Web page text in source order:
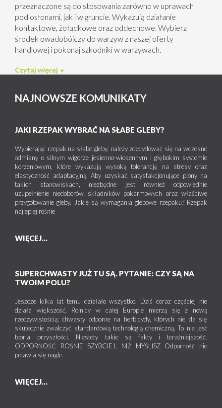
przeznaczone są do stosowania zarówno w uprawach
pod osłonami, jak i w gruncie. Wykazują działanie
kontaktowe, żołądkowe oraz oddechowe. Wybierz
środek owadobójczy do warzyw z naszej oferty
handlowej i pokonaj szkodniki w warzywach.
Czytaj więcej
NAJNOWSZE KOMUNIKATY
JAKI RZEPAK WYBRAĆ NA SŁABE GLEBY?
Wybierając rzepak na słabe gleby, należy zdecydować się na wczesne
odmiany o silnym wigorze jesienno-wiosennym i głębokim systemie
korzeniowym, które wykazują wysoką tolerancję na stresy oraz
elastyczność adaptacyjną. Aby uzyskać satysfakcjonujące plony na
takich stanowiskach, niezbędne jest również odpowiednie
uzupełnienie niedoborów składników pokarmowych oraz właściwe
przygotowanie gleby. Jakie są wymagania glebowe rzepaku? Rzepak
najlepiej rośnie
WIĘCEJ...
SUPERCHWASTY JUŻ TU SĄ. PYTANIE: CZY SĄ NA
TWOIM POLU?
Jeszcze kilka lat temu działało wszystko. Dziś coraz częściej nie
działa większość. Rolnicy w całej Europie mierzą się z nową
rzeczywistością: chwasty odporne na herbicydy, których nie da się
skutecznie zwalczyć standardową technologią chemiczną. To nie jest
teoria przyszłości. Niestety takie są fakty i teraźniejszość.
ODPORNOŚĆ ROŚNIE SZYBCIEJ, NIŻ MYŚLISZ Odporność nie
pojawia się nagle.
WIĘCEJ...